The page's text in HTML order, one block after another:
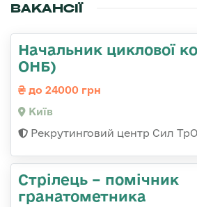
ВАКАНСІЇ
Начальник циклової
ОНБ)
до 24000 грн
Київ
Рекрутинговий центр Сил
Стрілець – помічник
гранатометника